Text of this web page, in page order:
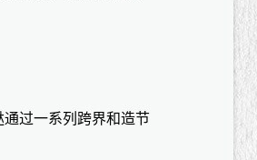
过一系列跨界和造节